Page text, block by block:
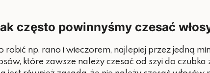
często powinnyśmy czesać
np. rano i wieczorem, najlepiej przez jedną
które zawsze należy czesać od szyi do